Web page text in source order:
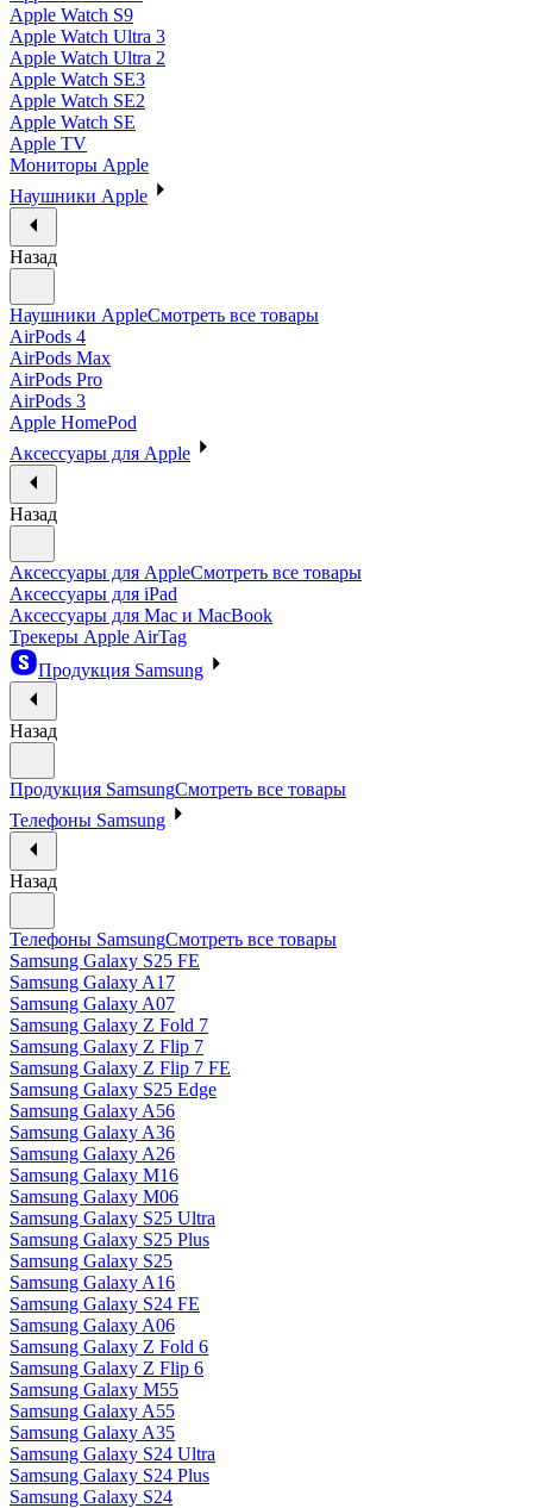
Apple Watch S9
Apple Watch Ultra 3
Apple Watch Ultra 2
Apple Watch SE3
Apple Watch SE2
Apple Watch SE
Apple TV
Мониторы Apple
Наушники Apple
Назад
Наушники AppleСмотреть все товары
AirPods 4
AirPods Max
AirPods Pro
AirPods 3
Apple HomePod
Аксессуары для Apple
Назад
Аксессуары для AppleСмотреть все товары
Аксессуары для iPad
Аксессуары для Mac и MacBook
Трекеры Apple AirTag
Продукция Samsung
Назад
Продукция SamsungСмотреть все товары
Телефоны Samsung
Назад
Телефоны SamsungСмотреть все товары
Samsung Galaxy S25 FE
Samsung Galaxy A17
Samsung Galaxy A07
Samsung Galaxy Z Fold 7
Samsung Galaxy Z Flip 7
Samsung Galaxy Z Flip 7 FE
Samsung Galaxy S25 Edge
Samsung Galaxy A56
Samsung Galaxy A36
Samsung Galaxy A26
Samsung Galaxy M16
Samsung Galaxy M06
Samsung Galaxy S25 Ultra
Samsung Galaxy S25 Plus
Samsung Galaxy S25
Samsung Galaxy A16
Samsung Galaxy S24 FE
Samsung Galaxy A06
Samsung Galaxy Z Fold 6
Samsung Galaxy Z Flip 6
Samsung Galaxy M55
Samsung Galaxy A55
Samsung Galaxy A35
Samsung Galaxy S24 Ultra
Samsung Galaxy S24 Plus
Samsung Galaxy S24